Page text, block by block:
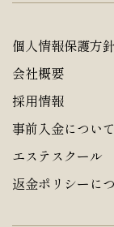
個人情報保護方針
会社概要
採用情報
事前入金について
エステスクール
返金ポリシーに